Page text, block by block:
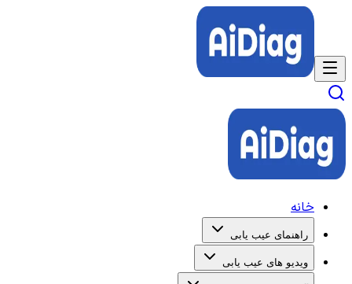
خانه
راهنمای عیب یابی
ویدیو های عیب یابی